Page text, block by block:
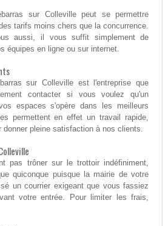
sur Colleville peut se permettre
tarifs moins chers que la concurrence.
aussi, il vous suffit simplement de
équipes en ligne ou sur internet.
sur Colleville est l'entreprise que
contacter si vous voulez qu'un
espaces s'opère dans les meilleurs
permettent en effet un travail rapide,
donner pleine satisfaction à nos clients.
pas trôner sur le trottoir indéfiniment,
quiconque puisque la mairie de votre
un courrier exigeant que vous fassiez
votre entrée. Pour limiter les frais,